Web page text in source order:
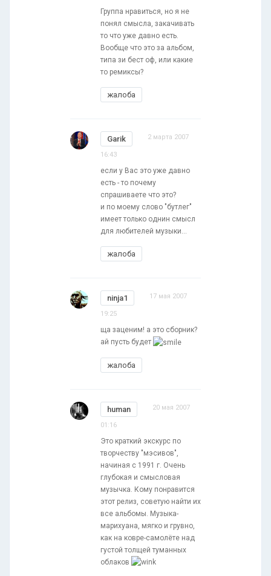
Группа нравиться, но я не
понял смысла, закачивать
то что уже давно есть.
Вообще что это за альбом,
типа зи бест оф, или какие
то ремиксы?
жалоба
Garik 2 марта 2007
16:43
если у Вас это уже давно
есть - то почему
спрашиваете что это?
и по моему слово "бутлег"
имеет только однин смысл
для любителей музыки...
жалоба
ninja1 17 мая 2007
19:25
ща заценим! а это сборник?
ай пусть будет
жалоба
human 20 мая 2007
01:16
Это краткий экскурс по
творчеству "мэсивов",
начиная с 1991 г. Очень
глубокая и смысловая
музычка. Кому понравится
этот релиз, советую найти их
все альбомы. Музыка-
марихуана, мягко и грувно,
как на ковре-самолёте над
густой толщей туманных
облаков